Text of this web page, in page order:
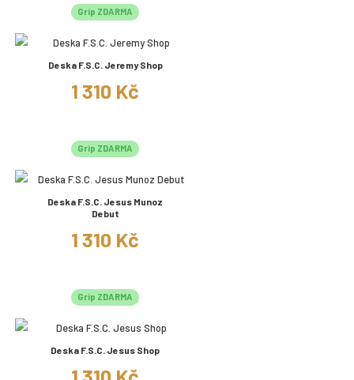
Grip ZDARMA
Deska F.S.C. Jeremy Shop
1 310 Kč
Grip ZDARMA
Deska F.S.C. Jesus Munoz
Debut
1 310 Kč
Grip ZDARMA
Deska F.S.C. Jesus Shop